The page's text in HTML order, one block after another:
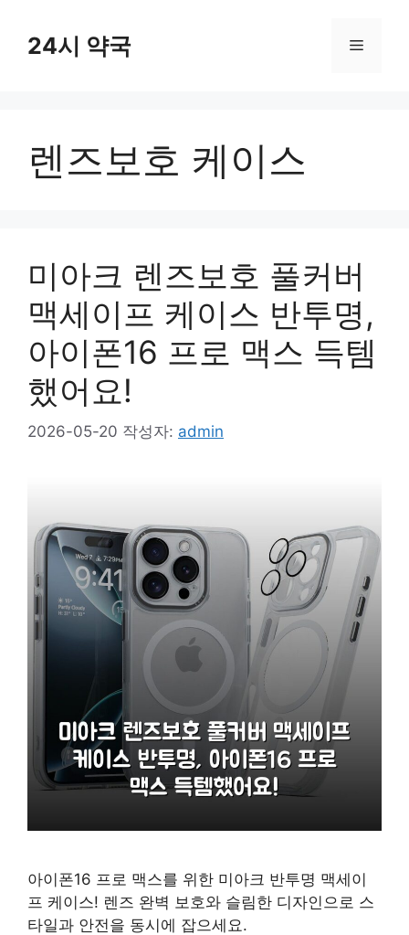
24시 약국 메
렌즈보호 케이스
미아크 렌즈보호 풀커버
맥세이프 케이스 반투명,
아이폰16 프로 맥스 득템
했어요!
2026-05-20 작성자: admin
아이폰16 프로 맥스를 위한 미아크 반투명 맥세이
프 케이스! 렌즈 완벽 보호와 슬림한 디자인으로 스
타일과 안전을 동시에 잡으세요.